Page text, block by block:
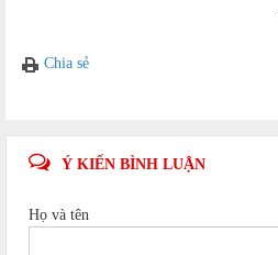
Chia sẻ
Ý KIẾN BÌNH LUẬN
Họ và tên